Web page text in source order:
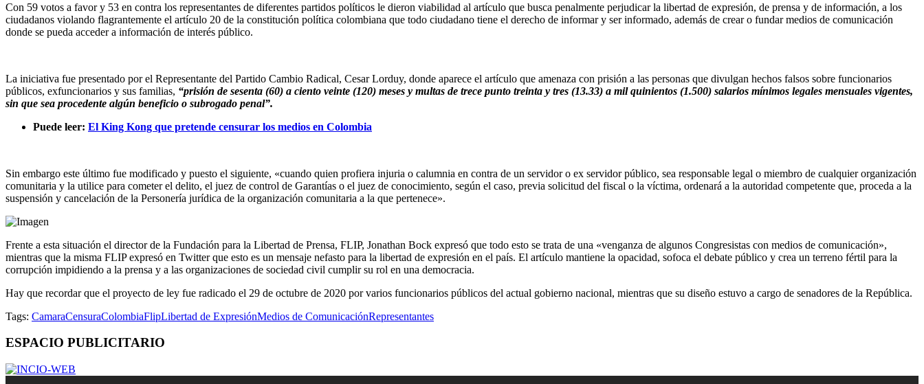
Con 59 votos a favor y 53 en contra los representantes de diferentes partidos políticos le dieron viabilidad al artículo que busca penalmente perjudicar la libertad de expresión, de prensa y de información, a los
ciudadanos violando flagrantemente el artículo 20 de la constitución política colombiana que todo ciudadano tiene el derecho de informar y ser informado, además de crear o fundar medios de comunicación
donde se pueda acceder a información de interés público.
La iniciativa fue presentado por el Representante del Partido Cambio Radical, Cesar Lorduy, donde aparece el artículo que amenaza con prisión a las personas que divulgan hechos falsos sobre funcionarios
públicos, exfuncionarios y sus familias, “prisión de sesenta (60) a ciento veinte (120) meses y multas de trece punto treinta y tres (13.33) a mil quinientos (1.500) salarios mínimos legales mensuales vigentes,
sin que sea procedente algún beneficio o subrogado penal”.
Puede leer: El King Kong que pretende censurar los medios en Colombia
Sin embargo este último fue modificado y puesto el siguiente, «cuando quien profiera injuria o calumnia en contra de un servidor o ex servidor público, sea responsable legal o miembro de cualquier organización
comunitaria y la utilice para cometer el delito, el juez de control de Garantías o el juez de conocimiento, según el caso, previa solicitud del fiscal o la víctima, ordenará a la autoridad competente que, proceda a la
suspensión y cancelación de la Personería jurídica de la organización comunitaria a la que pertenece».
Frente a esta situación el director de la Fundación para la Libertad de Prensa, FLIP, Jonathan Bock expresó que todo esto se trata de una «venganza de algunos Congresistas con medios de comunicación»,
mientras que la misma FLIP expresó en Twitter que esto es un mensaje nefasto para la libertad de expresión en el país. El artículo mantiene la opacidad, sofoca el debate público y crea un terreno fértil para la
corrupción impidiendo a la prensa y a las organizaciones de sociedad civil cumplir su rol en una democracia.
Hay que recordar que el proyecto de ley fue radicado el 29 de octubre de 2020 por varios funcionarios públicos del actual gobierno nacional, mientras que su diseño estuvo a cargo de senadores de la República.
Tags: CamaraCensuraColombiaFlipLibertad de ExpresiónMedios de ComunicaciónRepresentantes
ESPACIO PUBLICITARIO